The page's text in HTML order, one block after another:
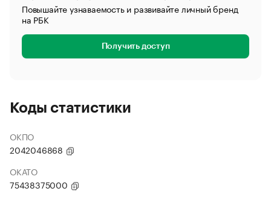
Повышайте узнаваемость и развивайте личный бренд
на РБК
Получить доступ
Коды статистики
ОКПО
2042046868
ОКАТО
75438375000